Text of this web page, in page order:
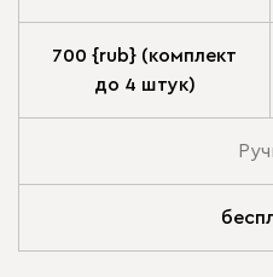
700 {rub} (комплект
до 4 штук)